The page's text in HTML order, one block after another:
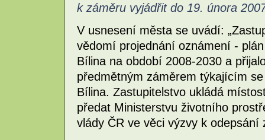
k záměru vyjádřit do 19. února
V usnesení města se uvádí:
vědomí projednání oznámení -
Bílina na období 2008-2030 a
předmětným záměrem týkajícím
Bílina. Zastupitelstvo ukládá
předat Ministerstvu životního
vlády ČR ve věci výzvy k odepsání